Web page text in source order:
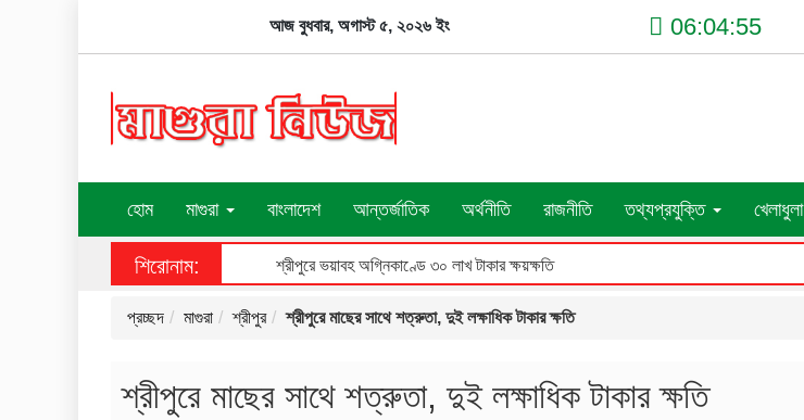
আজ বুধবার, অগাস্ট ৫, ২০২৬ ইং 06:04:56
হোম মাগুরা বাংলাদেশ আন্তর্জাতিক অর্থনীতি রাজনীতি তথ্যপ্রযুক্তি খেলাধুলা
শিরোনাম: শ্রীপুরে ভয়াবহ অগ্নিকাণ্ডে ৩০ লাখ টাকার ক্ষয়ক্ষতি
প্রচ্ছদ মাগুরা শ্রীপুর শ্রীপুরে মাছের সাথে শত্রুতা, দুই লক্ষাধিক টাকার ক্ষতি
শ্রীপুরে মাছের সাথে শত্রুতা, দুই লক্ষাধিক টাকার ক্ষতি